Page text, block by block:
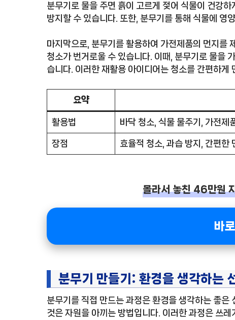
분무기로 물을 주면 흙이 고르게 젖어 식물이 건강
방지할 수 있습니다. 또한, 분무기를 통해 식물에 영
마지막으로, 분무기를 활용하여 가전제품의 먼지를
청소가 번거로울 수 있습니다. 이때, 분무기로 물을
습니다. 이러한 재활용 아이디어는 청소를 간편하게
요약
활용법 바닥 청소, 식물 물주기, 가전제
장점 효율적 청소, 과습 방지, 간편한
몰라서 놓친 46만원
바
분무기 만들기: 환경을 생각하는
분무기를 직접 만드는 과정은 환경을 생각하는 좋
것은 자원을 아끼는 방법입니다. 이러한 과정은 쓰